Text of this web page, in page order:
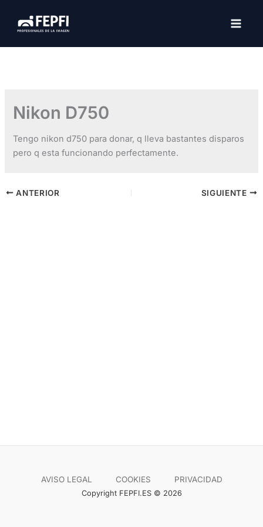
contenido
Nikon D750
Tengo nikon d750 para donar, q lleva bastantes disparos
pero q esta funcionando perfectamente.
ANTERIOR SIGUIENTE
AVISO LEGAL COOKIES PRIVACIDAD
Copyright FEPFI.ES © 2026